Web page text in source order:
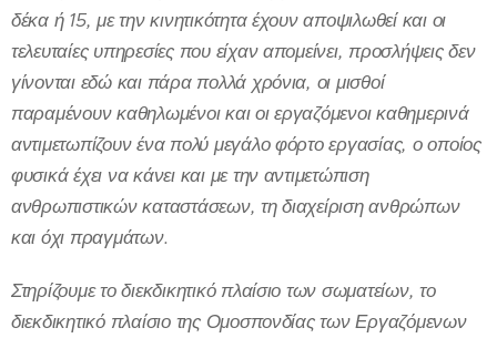
δέκα ή 15, με την κινητικότητα έχουν αποψιλωθεί και οι
τελευταίες υπηρεσίες που είχαν απομείνει, προσλήψεις δεν
γίνονται εδώ και πάρα πολλά χρόνια, οι μισθοί
παραμένουν καθηλωμένοι και οι εργαζόμενοι καθημερινά
αντιμετωπίζουν ένα πολύ μεγάλο φόρτο εργασίας, ο οποίος
φυσικά έχει να κάνει και με την αντιμετώπιση
ανθρωπιστικών καταστάσεων, τη διαχείριση ανθρώπων
και όχι πραγμάτων.
Στηρίζουμε το διεκδικητικό πλαίσιο των σωματείων, το
διεκδικητικό πλαίσιο της Ομοσπονδίας των Εργαζόμενων